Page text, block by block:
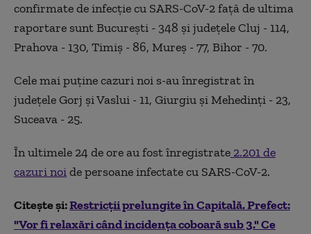
confirmate de infecţie cu SARS-CoV-2 faţă de ultima
raportare sunt Bucureşti - 348 şi judeţele Cluj - 114,
Prahova - 130, Timiş - 86, Mureş - 77, Bihor - 70.
Cele mai puţine cazuri noi s-au înregistrat în
judeţele Gorj şi Vaslui - 11, Giurgiu şi Mehedinţi - 23,
Suceava - 25.
În ultimele 24 de ore au fost înregistrate 2.201 de
cazuri noide persoane infectate cu SARS-CoV-2.
Citește și:Restricții prelungite în Capitală. Prefect:
"Vor fi relaxări când incidența coboară sub 3." Ce